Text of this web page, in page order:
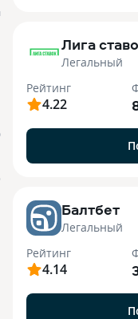
Лига
Легальный
Рейтинг
4.22
Балтбет
Легальный
Рейтинг
4.14